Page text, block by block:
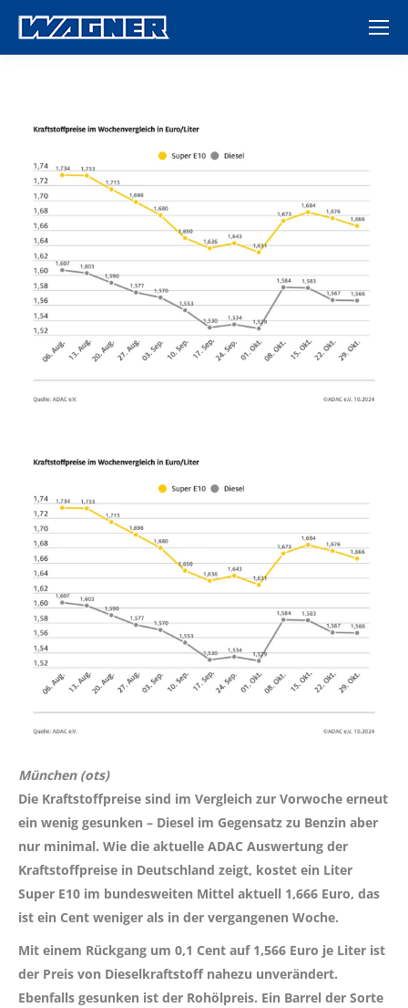
München (ots)
Die Kraftstoffpreise sind im Vergleich zur Vorwoche erneut
ein wenig gesunken – Diesel im Gegensatz zu Benzin aber
nur minimal. Wie die aktuelle ADAC Auswertung der
Kraftstoffpreise in Deutschland zeigt, kostet ein Liter
Super E10 im bundesweiten Mittel aktuell 1,666 Euro, das
ist ein Cent weniger als in der vergangenen Woche.
Mit einem Rückgang um 0,1 Cent auf 1,566 Euro je Liter ist
der Preis von Dieselkraftstoff nahezu unverändert.
Ebenfalls gesunken ist der Rohölpreis. Ein Barrel der Sorte